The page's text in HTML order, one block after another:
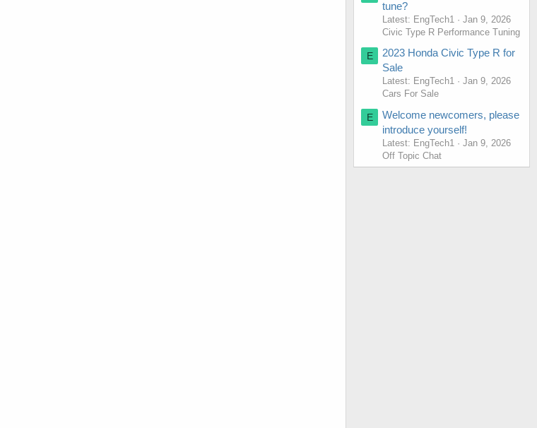
tune?
Latest: EngTech1
Jan 9, 2026
Civic Type R Performance Tuning
E
2023 Honda Civic Type R for
Sale
Latest: EngTech1
Jan 9, 2026
Cars For Sale
E
Welcome newcomers, please
introduce yourself!
Latest: EngTech1
Jan 9, 2026
Off Topic Chat